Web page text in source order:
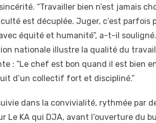
“Travailler bien n’est jamais
est décuplée. Juger, c’est parfois
équité et humanité”, a-t-il
nationale illustre la qualité du
: “Le chef est bon quand il est bien
d’un collectif fort et discipliné.”
dans la convivialité, rythmée par
Le KA qui DJA, avant l’ouverture du